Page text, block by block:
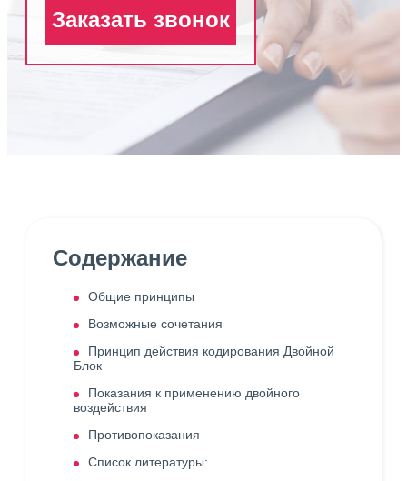
Заказать звонок
Содержание
Общие принципы
Возможные сочетания
Принцип действия кодирования Двойной
Блок
Показания к применению двойного
воздействия
Противопоказания
Список литературы: